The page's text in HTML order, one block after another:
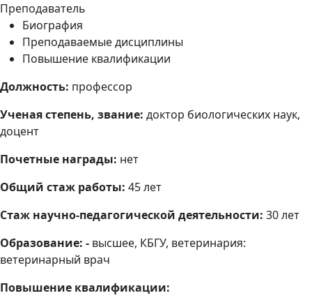
Преподаватель
Биография
Преподаваемые дисциплины
Повышение квалификации
Должность: профессор
Ученая степень, звание: доктор биологических наук,
доцент
Почетные награды: нет
Общий стаж работы: 45 лет
Стаж научно-педагогической деятельности: 30 лет
Образование: - высшее, КБГУ, ветеринария:
ветеринарный врач
Повышение квалификации: